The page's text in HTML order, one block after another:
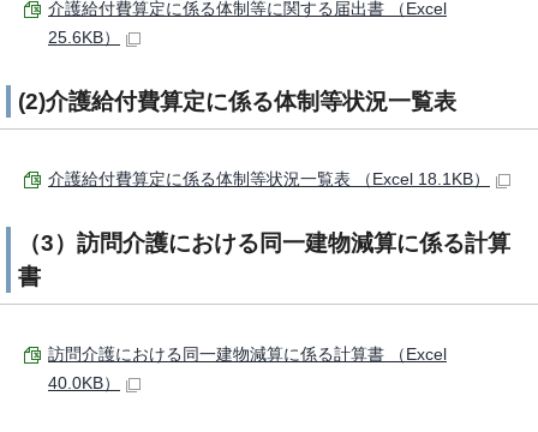
介護給付費算定に係る体制等に関する届出書 （Excel
25.6KB）
(2)介護給付費算定に係る体制等状況一覧表
介護給付費算定に係る体制等状況一覧表 （Excel 18.1KB）
（3）訪問介護における同一建物減算に係る計算
書
訪問介護における同一建物減算に係る計算書 （Excel
40.0KB）